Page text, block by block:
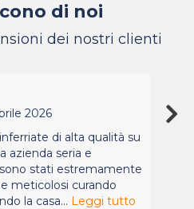
di noi
dei nostri clienti
2026
di alta qualità su
azienda seria e
stati estremamente
meticolosi curando
la casa... Leggi tutto